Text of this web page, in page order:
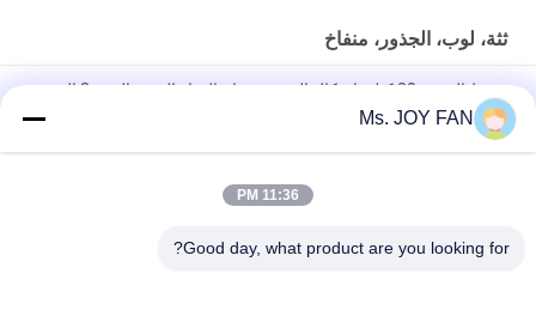
ثثة، لوب، الجذور، منفاخ
ضغط التفريغ 80 كيلو باسكال الجذور منفاخ الهواء الحديد الزهر 3 الفص
الروتاري 40 م 3 / دقيقة
10" 80kpa 71.52m3/Min 132kw حديد صب ثلاثة أجزاء الجذور
Ms. JOY FAN
11:36 PM
Good day, what product are you looking for?